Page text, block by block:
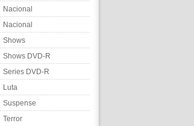
Nacional
Nacional
Shows
Shows DVD-R
Series DVD-R
Luta
Suspense
Terror